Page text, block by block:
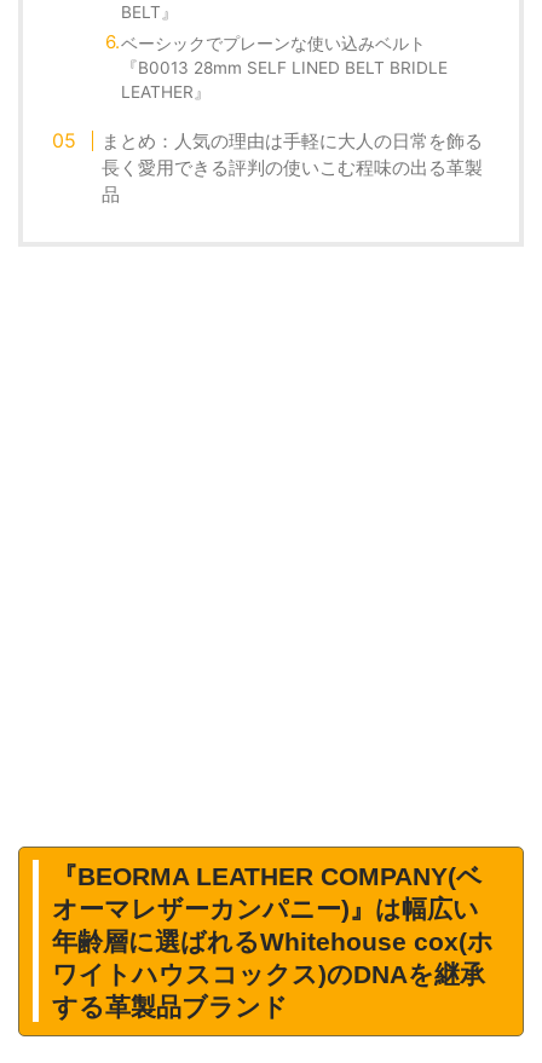
BELT』
ベーシックでプレーンな使い込みベルト
『B0013 28mm SELF LINED BELT BRIDLE
LEATHER』
まとめ：人気の理由は手軽に大人の日常を飾る
長く愛用できる評判の使いこむ程味の出る革製
品
『BEORMA LEATHER COMPANY(ベ
オーマレザーカンパニー)』は幅広い
年齢層に選ばれるWhitehouse cox(ホ
ワイトハウスコックス)のDNAを継承
する革製品ブランド